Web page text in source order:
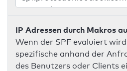
IP Adressen durch Makros
Wenn der SPF evaluiert
spezifische anhand der
des Benutzers oder Clients